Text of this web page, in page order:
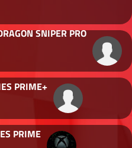
SNIPER PRO
PRIME+
PRIME